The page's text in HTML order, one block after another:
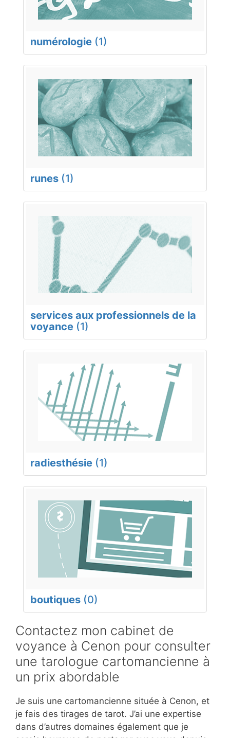
numérologie (1)
runes (1)
services aux professionnels de la
voyance (1)
radiesthésie (1)
boutiques (0)
Contactez mon cabinet de
voyance à Cenon pour consulter
une tarologue cartomancienne à
un prix abordable
Je suis une cartomancienne située à Cenon, et
je fais des tirages de tarot. J’ai une expertise
dans d’autres domaines également que je